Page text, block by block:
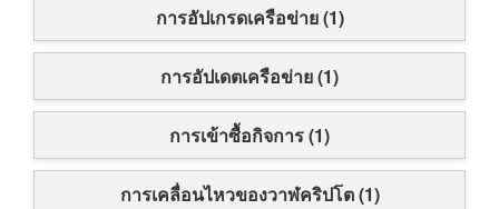
การอัปเกรดเครือข่าย (1)
การอัปเดตเครือข่าย (1)
การเข้าซื้อกิจการ (1)
การเคลื่อนไหวของวาฬคริปโต (1)